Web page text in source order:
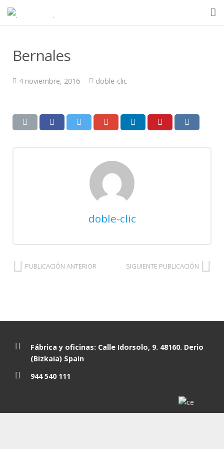
Quienes somos
Ventajas
En el mundo
Bernales
4 noviembre, 2016 doble-clic
doble-clic
PUBLICACIÓN ANTERIOR SIGUIENTE PUBLICACIÓN
Fábrica y oficinas: Calle Idorsolo, 9. 48160. Derio
(Bizkaia) Spain
944 540 111